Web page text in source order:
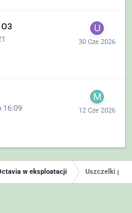
16:09
w eksploatacji Uszczelki